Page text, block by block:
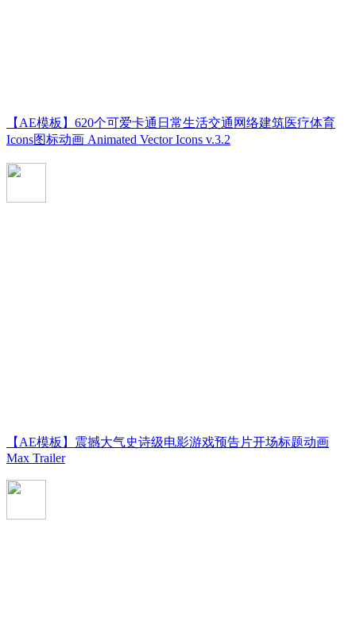
【AE模板】620个可爱卡通日常生活交通网络建筑医疗体育
Icons图标动画 Animated Vector Icons v.3.2
【AE模板】震撼大气史诗级电影游戏预告片开场标题动画
Max Trailer